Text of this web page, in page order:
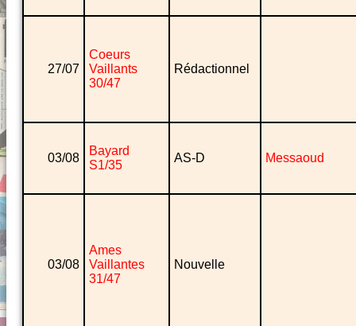
27/07
Coeurs
Vaillants
30/47
Rédactionnel
03/08
Bayard
S1/35
AS-D Messaoud
03/08
Ames
Vaillantes
31/47
Nouvelle